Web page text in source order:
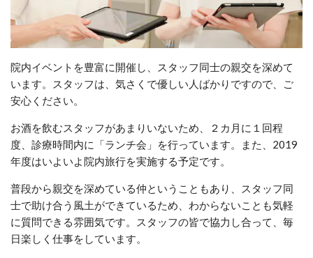
院内イベントを豊富に開催し、スタッフ同士の親交を深めて
います。スタッフは、気さくで優しい人ばかりですので、ご
安心ください。
お酒を飲むスタッフがあまりいないため、２カ月に１回程
度、診療時間内に「ランチ会」を行っています。また、2019
年度はいよいよ院内旅行を実施する予定です。
普段から親交を深めている仲ということもあり、スタッフ同
士で助け合う風土ができているため、わからないことも気軽
に質問できる雰囲気です。スタッフの皆で協力し合って、毎
日楽しく仕事をしています。